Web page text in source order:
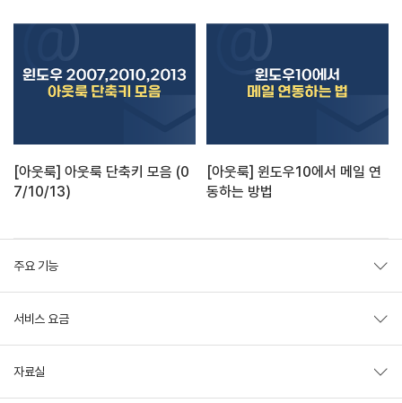
[아웃룩] 아웃룩 단축키 모음 (0
7/10/13)
[아웃룩] 윈도우10에서 메일 연
동하는 방법
주요 기능
서비스 요금
자료실